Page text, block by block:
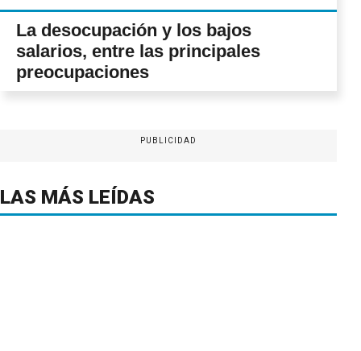
La desocupación y los bajos
salarios, entre las principales
preocupaciones
PUBLICIDAD
LAS MÁS LEÍDAS